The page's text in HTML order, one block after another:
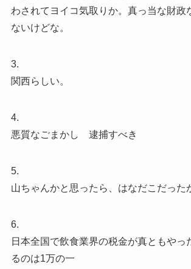
わされてヨイコ気取りか。真っ当な財政
ないけどな。
3.
関西らしい。
4.
悪質なごまかし 逮捕すべき
5.
山ちゃんかと思ったら、はなだこだった
6.
日本全国で飲食業界の税金が真ともや
るのは1万の一